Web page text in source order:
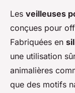
Les veilleuses
conçues pour
Fabriquées en
une utilisation
animalières
que des motifs